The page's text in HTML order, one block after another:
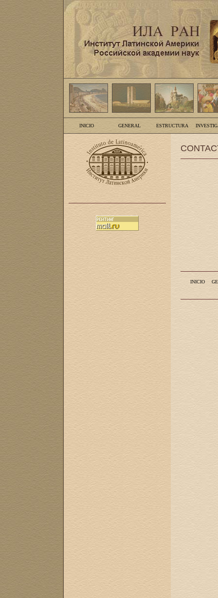
INICIO GENERAL ESTRUCTURA
INICIO